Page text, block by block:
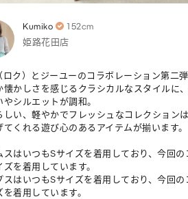
Kumiko
152cm
姫路花田店
ロク）とジーユーのコラボレーション第二弾
懐かしさを感じるクラシカルなスタイルに
やシルエットが調和。
しい、軽やかでフレッシュなコレクション
てくれる遊び心のあるアイテムが揃います。
スはいつもSサイズを着用しており、今回
ズを着用しています。
スはいつもSサイズを着用しており、今回
を着用しています。